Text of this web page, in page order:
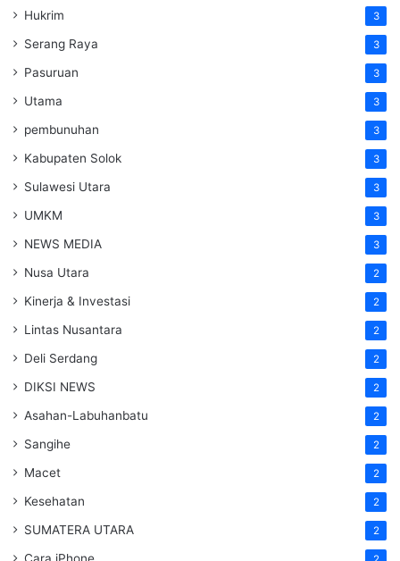
Hukrim 3
Serang Raya 3
Pasuruan 3
Utama 3
pembunuhan 3
Kabupaten Solok 3
Sulawesi Utara 3
UMKM 3
NEWS MEDIA 3
Nusa Utara 2
Kinerja & Investasi 2
Lintas Nusantara 2
Deli Serdang 2
DIKSI NEWS 2
Asahan-Labuhanbatu 2
Sangihe 2
Macet 2
Kesehatan 2
SUMATERA UTARA 2
Cara iPhone